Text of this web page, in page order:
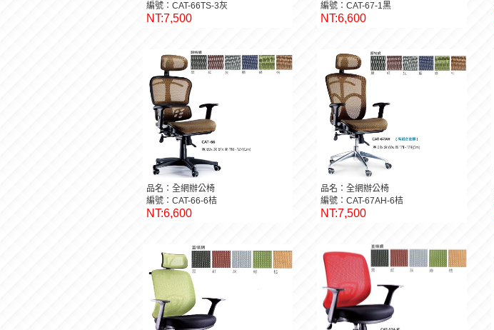
編號：CAT-66TS-3灰
NT:7,500
編號：CAT-67-1黑
NT:6,600
品名：全網辦公椅
編號：CAT-66-6桔
NT:6,600
品名：全網辦公椅
編號：CAT-67AH-6桔
NT:7,500